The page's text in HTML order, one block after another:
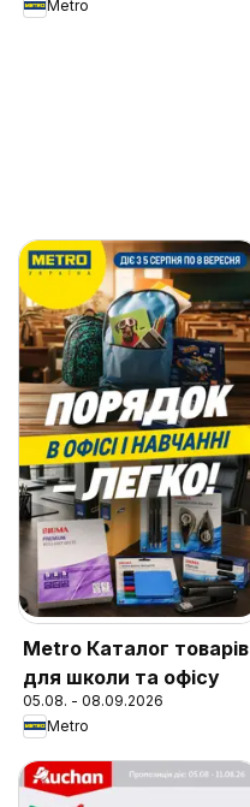
Metro
Metro Каталог товарів
для школи та офісу
05.08. - 08.09.2026
Metro